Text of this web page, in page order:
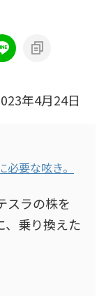
年4月24日
要な呟き。
スラの株を
、乗り換えた